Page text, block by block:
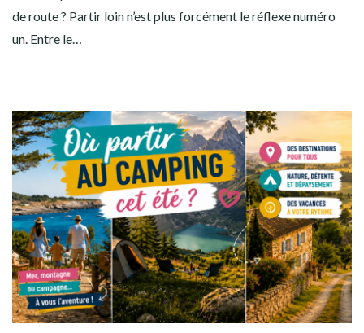
de route ? Partir loin n’est plus forcément le réflexe numéro
un. Entre le…